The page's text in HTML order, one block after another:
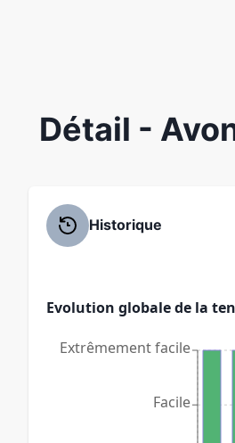
Détail -
Historique
Evolution globale de la
Facile
Extrêmement facile